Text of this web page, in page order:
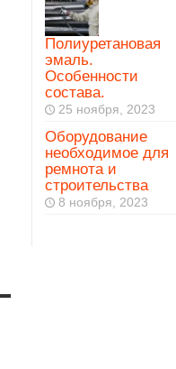
Полиуретановая
эмаль.
Особенности
состава.
25 ноября, 2023
Оборудование
необходимое для
ремнота и
строительства
8 ноября, 2023